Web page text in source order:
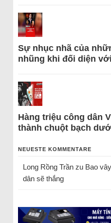
Sự nhục nhã của
nhũng khi đối diện
Hàng triệu công dân
thành chuột bạch
NEUESTE KOMMENTARE
Long Rồng Trầnzu Bao
dân sẽ thắng